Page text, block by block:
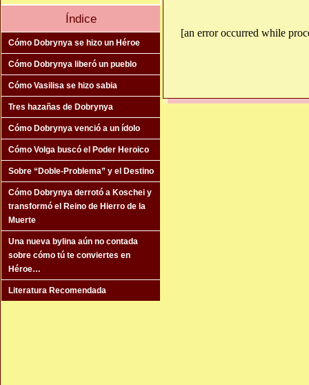
Índice
Cómo Dobrynya se hizo un Héroe
Cómo Dobrynya liberó un pueblo
Cómo Vasilisa se hizo sabia
Tres hazañas de Dobrynya
Cómo Dobrynya venció a un ídolo
Cómo Volga buscó el Poder Heroico
Sobre “Doble-Problema” y el Destino
Cómo Dobrynya derrotó a Koschei y
transformó el Reino de Hierro de la
Muerte
Una nueva bylina aún no contada
sobre cómo tú te conviertes en
Héroe…
Literatura Recomendada
[an error occurred while